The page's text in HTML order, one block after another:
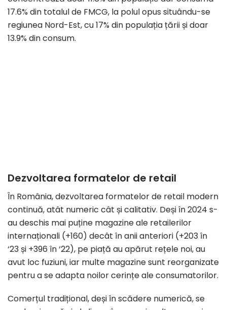
17.6% din totalul de FMCG, la polul opus situându-se
regiunea Nord-Est, cu 17% din populația țării și doar
13.9% din consum.
Dezvoltarea formatelor de retail
În România, dezvoltarea formatelor de retail modern
continuă, atât numeric cât și calitativ. Deși în 2024 s-
au deschis mai puține magazine ale retailerilor
internaționali (+160) decât în anii anteriori (+203 în
‘23 și +396 în ‘22), pe piață au apărut rețele noi, au
avut loc fuziuni, iar multe magazine sunt reorganizate
pentru a se adapta noilor cerințe ale consumatorilor.
Comerțul tradițional, deși în scădere numerică, se